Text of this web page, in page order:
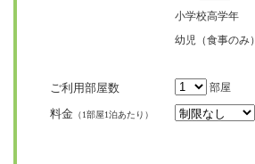
小学校高学年
幼児（食事のみ）
ご利用部屋数 部屋
料金 （1部屋1泊あたり）